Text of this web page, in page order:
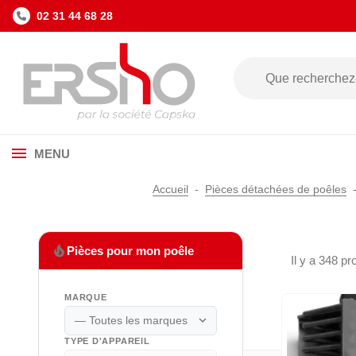
02 31 44 68 28
MENU
Accueil Pièces détachées de poêles
local_fire_department Pièces pour mon poêle
MARQUE
expand_more
TYPE D'APPAREIL
Il y a 348